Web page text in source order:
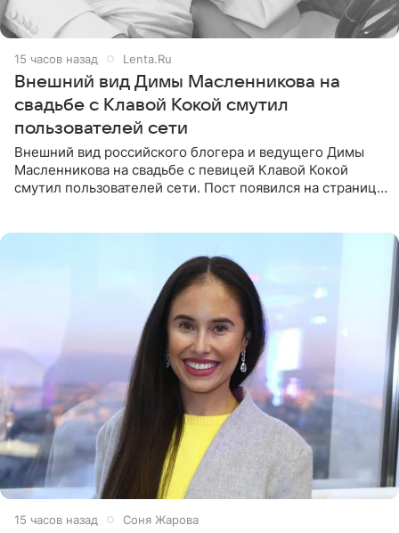
15 часов назад Lenta.Ru
Внешний вид Димы Масленникова на
свадьбе с Клавой Кокой смутил
пользователей сети
Внешний вид российского блогера и ведущего Димы
Масленникова на свадьбе с певицей Клавой Кокой
смутил пользователей сети. Пост появился на странице
15 часов назад Соня Жарова